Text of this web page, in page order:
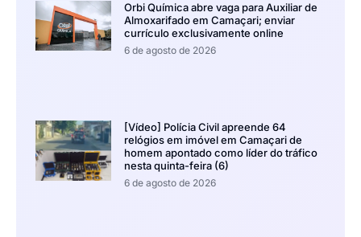
Orbi Química abre vaga para Auxiliar de
Almoxarifado em Camaçari; enviar
currículo exclusivamente online
6 de agosto de 2026
[Vídeo] Polícia Civil apreende 64
relógios em imóvel em Camaçari de
homem apontado como líder do tráfico
nesta quinta-feira (6)
6 de agosto de 2026